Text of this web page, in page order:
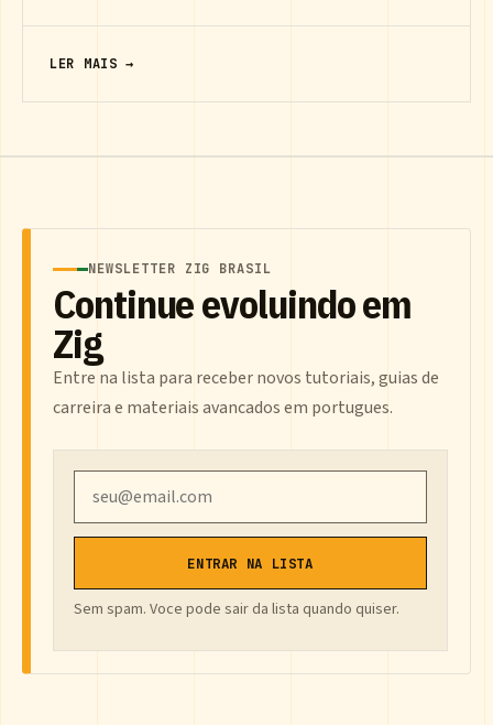
LER MAIS →
NEWSLETTER ZIG BRASIL
Continue evoluindo em
Zig
Entre na lista para receber novos tutoriais, guias de
carreira e materiais avancados em portugues.
ENTRAR NA LISTA
Sem spam. Voce pode sair da lista quando quiser.